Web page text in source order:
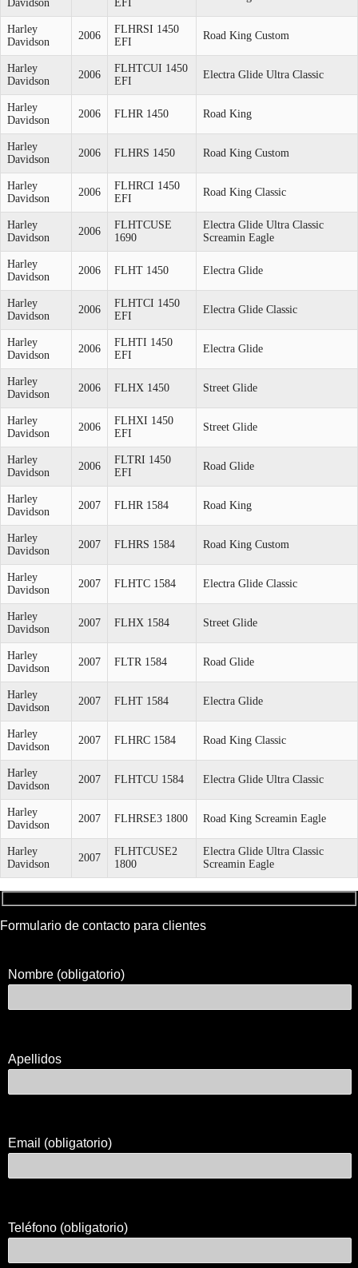
Davidson EFI
Harley
Davidson
2006
FLHRSI 1450
EFI
Road King Custom
Harley
Davidson
2006
FLHTCUI 1450
EFI
Electra Glide Ultra Classic
Harley
Davidson
2006 FLHR 1450 Road King
Harley
Davidson
2006 FLHRS 1450 Road King Custom
Harley
Davidson
2006
FLHRCI 1450
EFI
Road King Classic
Harley
Davidson
2006
FLHTCUSE
1690
Electra Glide Ultra Classic
Screamin Eagle
Harley
Davidson
2006 FLHT 1450 Electra Glide
Harley
Davidson
2006
FLHTCI 1450
EFI
Electra Glide Classic
Harley
Davidson
2006
FLHTI 1450
EFI
Electra Glide
Harley
Davidson
2006 FLHX 1450 Street Glide
Harley
Davidson
2006
FLHXI 1450
EFI
Street Glide
Harley
Davidson
2006
FLTRI 1450
EFI
Road Glide
Harley
Davidson
2007 FLHR 1584 Road King
Harley
Davidson
2007 FLHRS 1584 Road King Custom
Harley
Davidson
2007 FLHTC 1584 Electra Glide Classic
Harley
Davidson
2007 FLHX 1584 Street Glide
Harley
Davidson
2007 FLTR 1584 Road Glide
Harley
Davidson
2007 FLHT 1584 Electra Glide
Harley
Davidson
2007 FLHRC 1584 Road King Classic
Harley
Davidson
2007 FLHTCU 1584 Electra Glide Ultra Classic
Harley
Davidson
2007 FLHRSE3 1800 Road King Screamin Eagle
Harley
Davidson
2007
FLHTCUSE2
1800
Electra Glide Ultra Classic
Screamin Eagle
Formulario de contacto para clientes
Nombre (obligatorio)
Apellidos
Email (obligatorio)
Teléfono (obligatorio)